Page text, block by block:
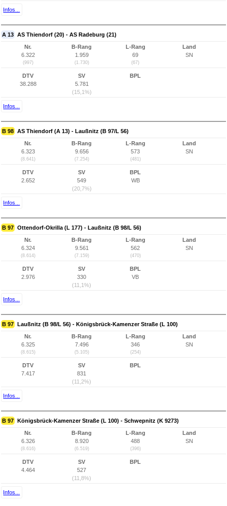
Infos...
A 13 AS Thiendorf (20) - AS Radeburg (21)
Nr.
6.322
(997)
B-Rang
1.959
(1.730)
L-Rang
69
(67)
Land
SN
DTV
38.288
SV
5.781
(15,1%)
BPL
Infos...
B 98 AS Thiendorf (A 13) - Laußnitz (B 97/L 56)
Nr.
6.323
(8.641)
B-Rang
9.656
(7.254)
L-Rang
573
(481)
Land
SN
DTV
2.652
SV
549
(20,7%)
BPL
WB
Infos...
B 97 Ottendorf-Okrilla (L 177) - Laußnitz (B 98/L 56)
Nr.
6.324
(8.614)
B-Rang
9.561
(7.159)
L-Rang
562
(470)
Land
SN
DTV
2.976
SV
330
(11,1%)
BPL
VB
Infos...
B 97 Laußnitz (B 98/L 56) - Königsbrück-Kamenzer Straße (L 100)
Nr.
6.325
(8.615)
B-Rang
7.496
(5.105)
L-Rang
346
(254)
Land
SN
DTV
7.417
SV
831
(11,2%)
BPL
Infos...
B 97 Königsbrück-Kamenzer Straße (L 100) - Schwepnitz (K 9273)
Nr.
6.326
(8.616)
B-Rang
8.920
(6.519)
L-Rang
488
(396)
Land
SN
DTV
4.464
SV
527
(11,8%)
BPL
Infos...